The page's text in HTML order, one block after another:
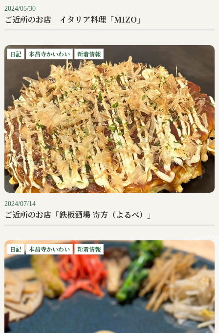
2024/05/30
ご近所のお店 イタリア料理「MIZO」
日記 本昌寺かいわい 新着情報
2024/07/14
ご近所のお店「鉄板酒場 寄方（よるべ）」
日記 本昌寺かいわい 新着情報